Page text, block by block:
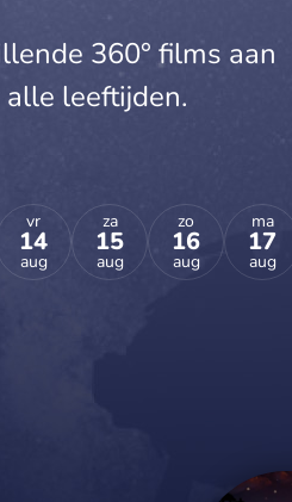
360° films aan
leeftijden.
vr
14
aug
za
15
aug
zo
16
aug
ma
17
aug